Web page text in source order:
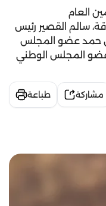
العام
سالم القصير رئيس
حمد عضو المجلس
عضو المجلس الوطني
مشاركة طباعة